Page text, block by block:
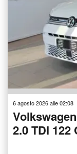
6 agosto 2026 alle 02:08
2.0 TDI 122